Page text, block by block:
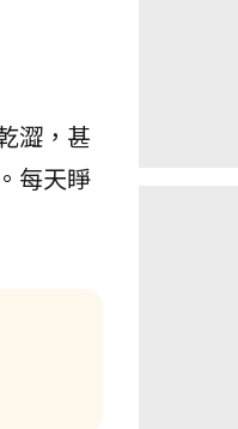
澀，甚
每天睜